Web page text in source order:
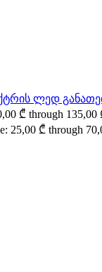
ლედ
₾ through 135,00
25,00 ₾ through